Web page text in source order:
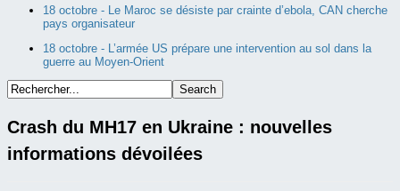
18 octobre - Le Maroc se désiste par crainte d’ebola, CAN cherche
pays organisateur
18 octobre - L’armée US prépare une intervention au sol dans la
guerre au Moyen-Orient
Crash du MH17 en Ukraine : nouvelles
informations dévoilées